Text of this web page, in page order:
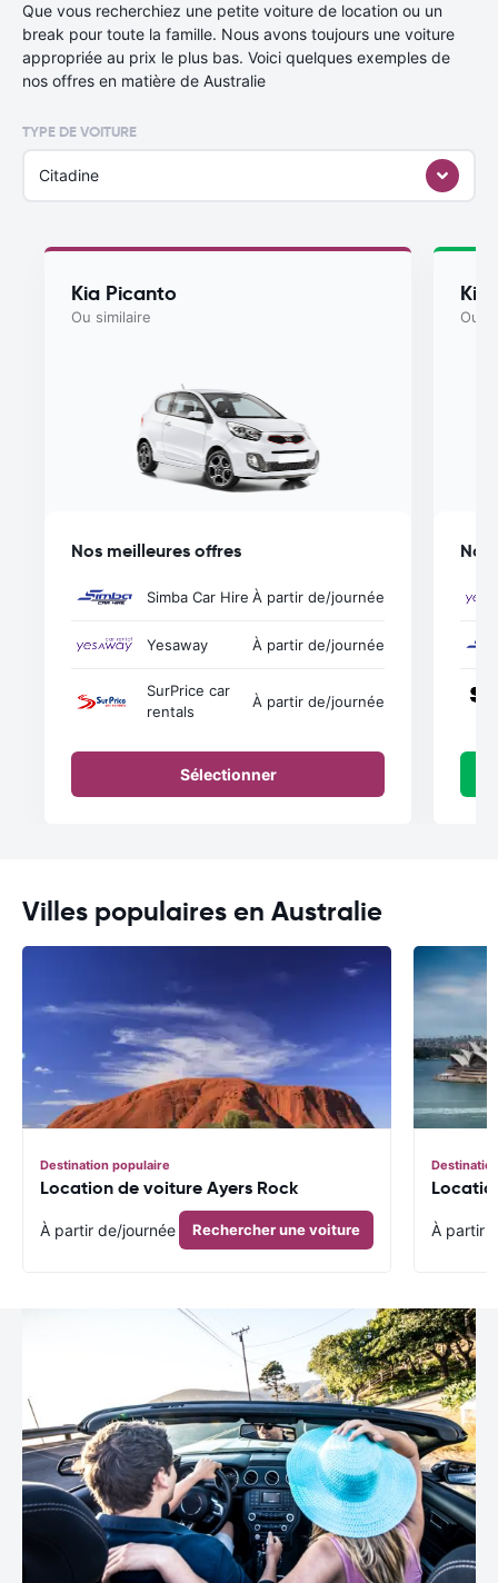
Que vous recherchiez une petite voiture de location ou un
break pour toute la famille. Nous avons toujours une voiture
appropriée au prix le plus bas. Voici quelques exemples de
nos offres en matière de Australie
TYPE DE VOITURE
Citadine
Kia Picanto
Ou similaire
Nos meilleures offres
Simba Car Hire À partir de/journée
Yesaway À partir de/journée
SurPrice car
rentals
À partir de/journée
Sélectionner
Kia
Ou
Nos
Villes populaires en Australie
Destination populaire
Location de voiture Ayers Rock
À partir de/journée Rechercher une voiture À partir